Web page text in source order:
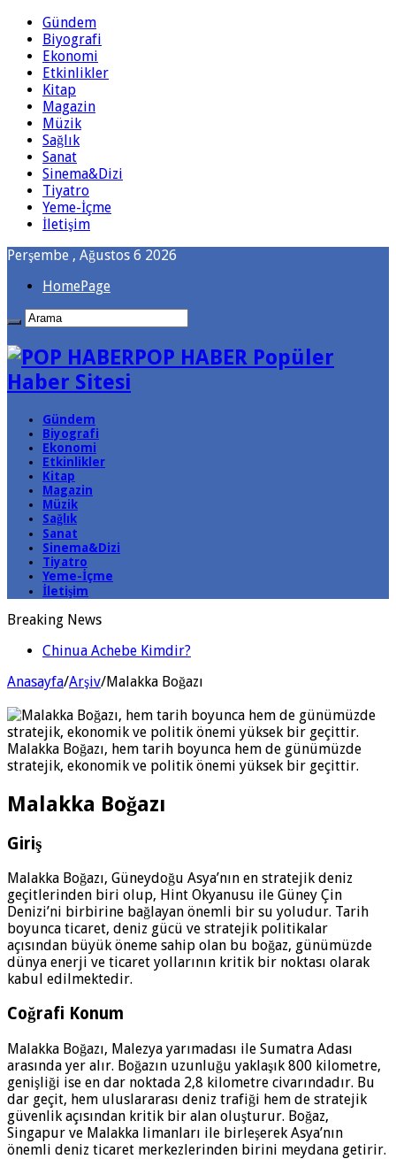
Gündem
Biyografi
Ekonomi
Etkinlikler
Kitap
Magazin
Müzik
Sağlık
Sanat
Sinema&Dizi
Tiyatro
Yeme-İçme
İletişim
Perşembe , Ağustos 6 2026
HomePage
POP HABER Popüler
Haber Sitesi
Gündem
Biyografi
Ekonomi
Etkinlikler
Kitap
Magazin
Müzik
Sağlık
Sanat
Sinema&Dizi
Tiyatro
Yeme-İçme
İletişim
Breaking News
Chinua Achebe Kimdir?
Anasayfa/Arşiv/Malakka Boğazı
Malakka Boğazı, hem tarih boyunca hem de günümüzde
stratejik, ekonomik ve politik önemi yüksek bir geçittir.
Malakka Boğazı
Giriş
Malakka Boğazı, Güneydoğu Asya’nın en stratejik deniz
geçitlerinden biri olup, Hint Okyanusu ile Güney Çin
Denizi’ni birbirine bağlayan önemli bir su yoludur. Tarih
boyunca ticaret, deniz gücü ve stratejik politikalar
açısından büyük öneme sahip olan bu boğaz, günümüzde
dünya enerji ve ticaret yollarının kritik bir noktası olarak
kabul edilmektedir.
Coğrafi Konum
Malakka Boğazı, Malezya yarımadası ile Sumatra Adası
arasında yer alır. Boğazın uzunluğu yaklaşık 800 kilometre,
genişliği ise en dar noktada 2,8 kilometre civarındadır. Bu
dar geçit, hem uluslararası deniz trafiği hem de stratejik
güvenlik açısından kritik bir alan oluşturur. Boğaz,
Singapur ve Malakka limanları ile birleşerek Asya’nın
önemli deniz ticaret merkezlerinden birini meydana getirir.